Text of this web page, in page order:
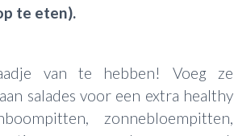
te eten).
van te hebben! Voeg ze
salades voor een extra healthy
zonnebloempitten,